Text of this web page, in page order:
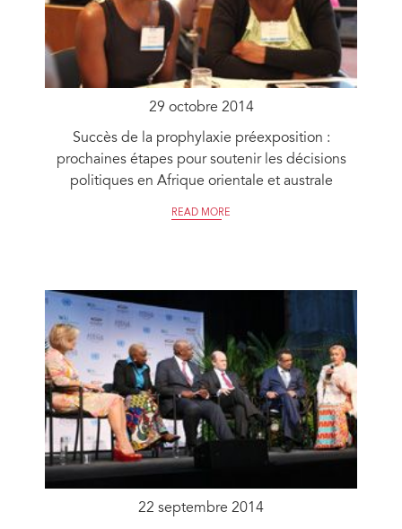
29 octobre 2014
Succès de la prophylaxie préexposition :
prochaines étapes pour soutenir les décisions
politiques en Afrique orientale et australe
READ MORE
22 septembre 2014